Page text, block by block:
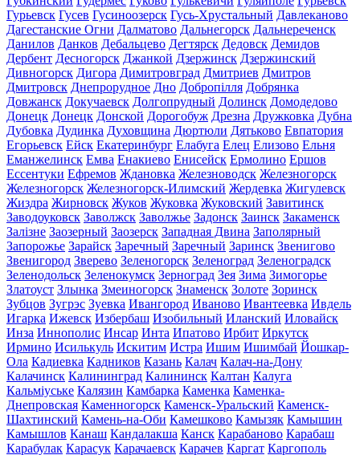
Гурьевск Гусев Гусиноозерск Гусь-Хрустальный Давлеканово
Дагестанские Огни Далматово Дальнегорск Дальнереченск
Данилов Данков Дебальцево Дегтярск Дедовск Демидов
Дербент Десногорск Джанкой Дзержинск Дзержинский
Дивногорск Дигора Димитровград Дмитриев Дмитров
Дмитровск Днепрорудное Дно Добропілля Добрянка
Довжанск Докучаевск Долгопрудный Долинск Домодедово
Донецк Донецк Донской Дорогобуж Дрезна Дружковка Дубна
Дубовка Дудинка Духовщина Дюртюли Дятьково Евпатория
Егорьевск Ейск Екатеринбург Елабуга Елец Елизово Ельня
Еманжелинск Емва Енакиево Енисейск Ермолино Ершов
Ессентуки Ефремов Ждановка Железноводск Железногорск
Железногорск Железногорск-Илимский Жердевка Жигулевск
Жиздра Жирновск Жуков Жуковка Жуковский Завитинск
Заводоуковск Заволжск Заволжье Задонск Заинск Закаменск
Залізне Заозерный Заозерск Западная Двина Заполярный
Запорожье Зарайск Заречный Заречный Заринск Звенигово
Звенигород Зверево Зеленогорск Зеленоград Зеленоградск
Зеленодольск Зеленокумск Зерноград Зея Зима Зимогорье
Златоуст Злынка Змеиногорск Знаменск Золоте Зоринск
Зубцов Зугрэс Зуевка Ивангород Иваново Ивантеевка Ивдель
Игарка Ижевск Избербаш Изобильный Иланский Иловайск
Инза Иннополис Инсар Инта Ипатово Ирбит Иркутск
Ирмино Исилькуль Искитим Истра Ишим Ишимбай Йошкар-
Ола Кадиевка Кадников Казань Калач Калач-на-Дону
Калачинск Калининград Калининск Калтан Калуга
Кальміуське Калязин Камбарка Каменка Каменка-
Днепровская Каменногорск Каменск-Уральский Каменск-
Шахтинский Камень-на-Оби Камешково Камызяк Камышин
Камышлов Канаш Кандалакша Канск Карабаново Карабаш
Карабулак Карасук Карачаевск Карачев Каргат Каргополь